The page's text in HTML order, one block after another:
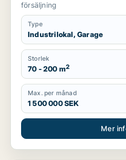
försäljning
Type
Industrilokal, Garage
Storlek
70 - 200 m2
Max. per månad
1 500 000 SEK
Mer